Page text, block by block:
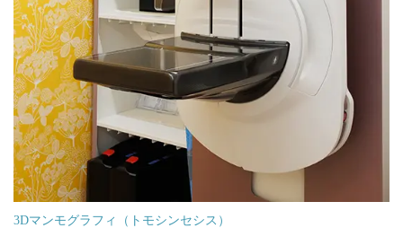
3Dマンモグラフィ（トモシンセシス）